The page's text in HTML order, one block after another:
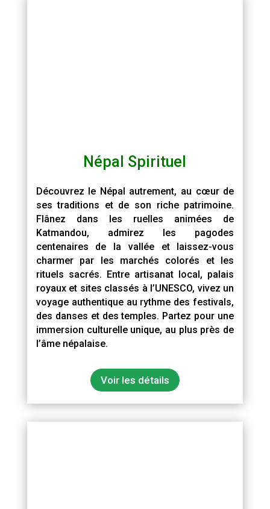
Népal Spirituel
Découvrez le Népal autrement, au cœur de
ses traditions et de son riche patrimoine.
Flânez dans les ruelles animées de
Katmandou, admirez les pagodes
centenaires de la vallée et laissez-vous
charmer par les marchés colorés et les
rituels sacrés. Entre artisanat local, palais
royaux et sites classés à l’UNESCO, vivez un
voyage authentique au rythme des festivals,
des danses et des temples. Partez pour une
immersion culturelle unique, au plus près de
l’âme népalaise.
Voir les détails